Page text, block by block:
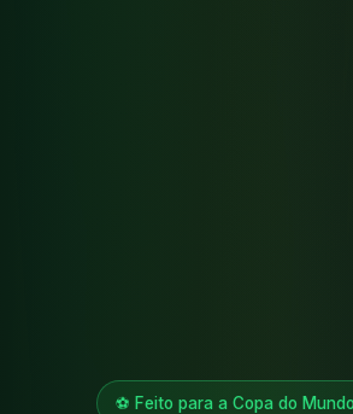
⚽ Feito para a Copa do